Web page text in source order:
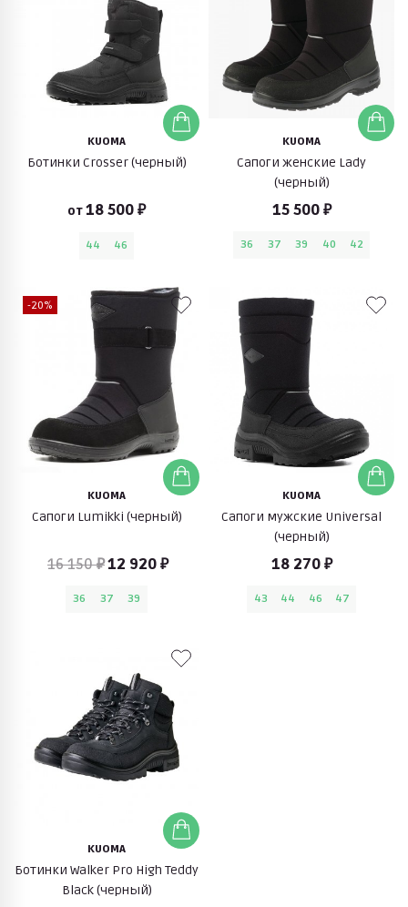
KUOMA
Ботинки Crosser (черный)
от18 500 ₽
44 46
KUOMA
Сапоги женские Lady
(черный)
15 500 ₽
36 37 39 40 42
-20%
KUOMA
Сапоги Lumikki (черный)
16 150 ₽12 920 ₽
36 37 39
KUOMA
Сапоги мужские Universal
(черный)
18 270 ₽
43 44 46 47
KUOMA
Ботинки Walker Pro High Teddy
Black (черный)